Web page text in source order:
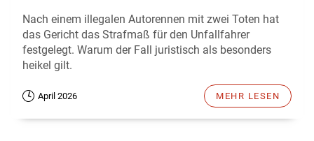
Nach einem illegalen Autorennen mit zwei Toten hat
das Gericht das Strafmaß für den Unfallfahrer
festgelegt. Warum der Fall juristisch als besonders
heikel gilt.
April 2026 MEHR LESEN